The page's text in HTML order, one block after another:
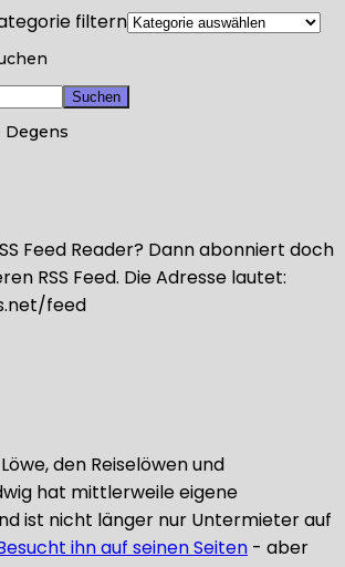
filtern
Degens
Feed Reader? Dann abonniert doch
RSS Feed. Die Adresse lautet:
feed
den Reiselöwen und
hat mittlerweile eigene
ist nicht länger nur Untermieter auf
ihn auf seinen Seiten - aber